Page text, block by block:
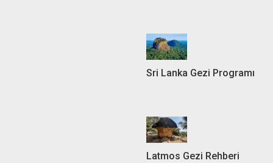
Sri Lanka Gezi Programı
Latmos Gezi Rehberi